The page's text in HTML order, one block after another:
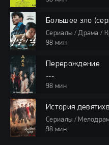
Большее зло
Сериалы / Драма /
98 мин
Перерождение
---
98 мин
История
Сериалы /
98 мин